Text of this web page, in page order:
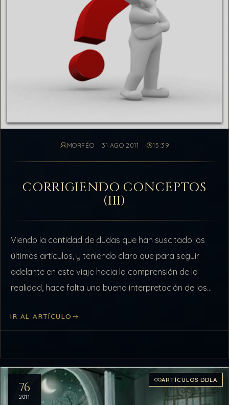
MORFÉO 31 AGO 2011 15:39
CORRIGIENDO CONCEPTOS
(III)
Viendo la cantidad de dudas que han suscitado los
últimos artículos, y teniendo claro que para seguir
adelante en este viaje hacia la comprensión de la
realidad, hace falta una buena interpretación de los
IR AL ARTÍCULO
76
2011
ARTÍCULOS DDLA